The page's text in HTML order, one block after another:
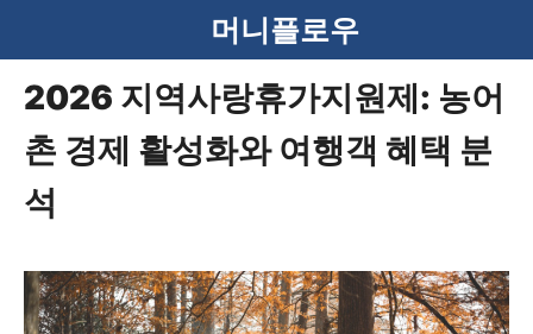
텐
머니플로우
2026 지역사랑휴가지원제: 농어
촌 경제 활성화와 여행객 혜택 분
석